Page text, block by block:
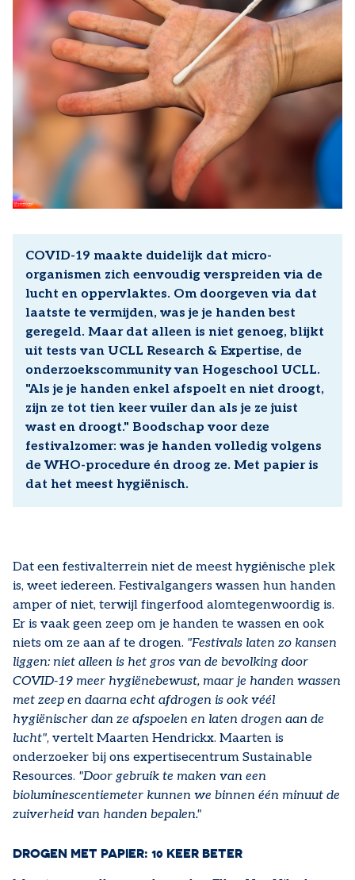
COVID-19 maakte duidelijk dat micro-
organismen zich eenvoudig verspreiden via de
lucht en oppervlaktes. Om doorgeven via dat
laatste te vermijden, was je je handen best
geregeld. Maar dat alleen is niet genoeg, blijkt
uit tests van UCLL Research & Expertise, de
onderzoekscommunity van Hogeschool UCLL.
"Als je je handen enkel afspoelt en niet droogt,
zijn ze tot tien keer vuiler dan als je ze juist
wast en droogt." Boodschap voor deze
festivalzomer: was je handen volledig volgens
de WHO-procedure én droog ze. Met papier is
dat het meest hygiënisch.
Dat een festivalterrein niet de meest hygiënische plek
is, weet iedereen. Festivalgangers wassen hun handen
amper of niet, terwijl fingerfood alomtegenwoordig is.
Er is vaak geen zeep om je handen te wassen en ook
niets om ze aan af te drogen. "Festivals laten zo kansen
liggen: niet alleen is het gros van de bevolking door
COVID-19 meer hygiënebewust, maar je handen wassen
met zeep en daarna echt afdrogen is ook véél
hygiënischer dan ze afspoelen en laten drogen aan de
lucht", vertelt Maarten Hendrickx. Maarten is
onderzoeker bij ons expertisecentrum Sustainable
Resources. "Door gebruik te maken van een
bioluminescentiemeter kunnen we binnen één minuut de
zuiverheid van handen bepalen."
DROGEN MET PAPIER: 10 KEER BETER